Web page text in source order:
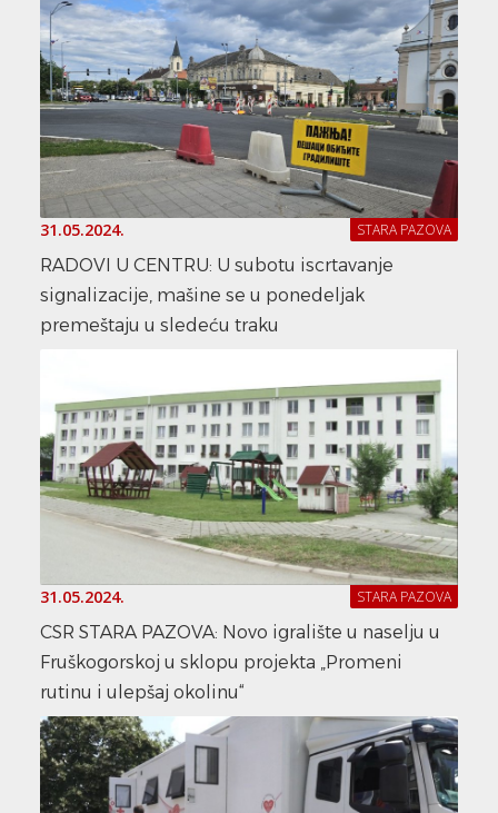
31.05.2024. STARA PAZOVA
RADOVI U CENTRU: U subotu iscrtavanje
signalizacije, mašine se u ponedeljak
premeštaju u sledeću traku
31.05.2024. STARA PAZOVA
CSR STARA PAZOVA: Novo igralište u naselju u
Fruškogorskoj u sklopu projekta „Promeni
rutinu i ulepšaj okolinu“